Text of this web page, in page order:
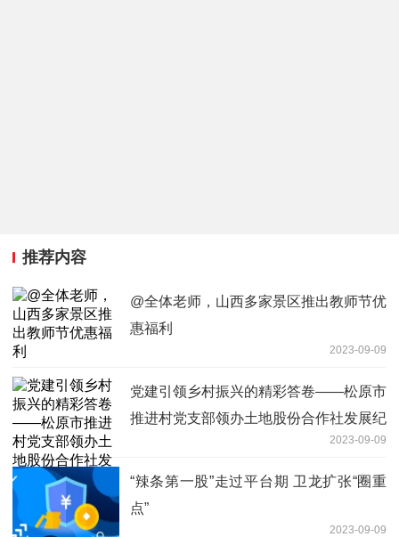
推荐内容
@全体老师，山西多家景区推出教师节优
惠福利
2023-09-09
党建引领乡村振兴的精彩答卷——松原市
推进村党支部领办土地股份合作社发展纪
2023-09-09
“辣条第一股”走过平台期 卫龙扩张“圈重
点”
2023-09-09